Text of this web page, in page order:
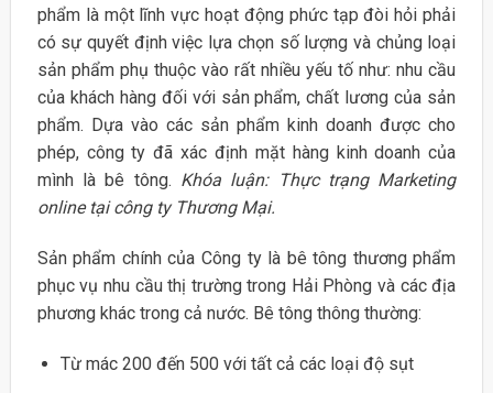
phẩm là một lĩnh vực hoạt động phức tạp đòi hỏi phải
có sự quyết định việc lựa chọn số lượng và chủng loại
sản phẩm phụ thuộc vào rất nhiều yếu tố như: nhu cầu
của khách hàng đối với sản phẩm, chất lương của sản
phẩm. Dựa vào các sản phẩm kinh doanh được cho
phép, công ty đã xác định mặt hàng kinh doanh của
mình là bê tông. Khóa luận: Thực trạng Marketing
online tại công ty Thương Mại.
Sản phẩm chính của Công ty là bê tông thương phẩm
phục vụ nhu cầu thị trường trong Hải Phòng và các địa
phương khác trong cả nước. Bê tông thông thường:
Từ mác 200 đến 500 với tất cả các loại độ sụt